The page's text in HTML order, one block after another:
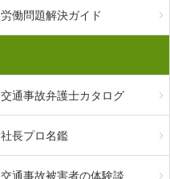
労働問題解決ガイド
交通事故弁護士カタログ
社長プロ名鑑
交通事故被害者の体験談